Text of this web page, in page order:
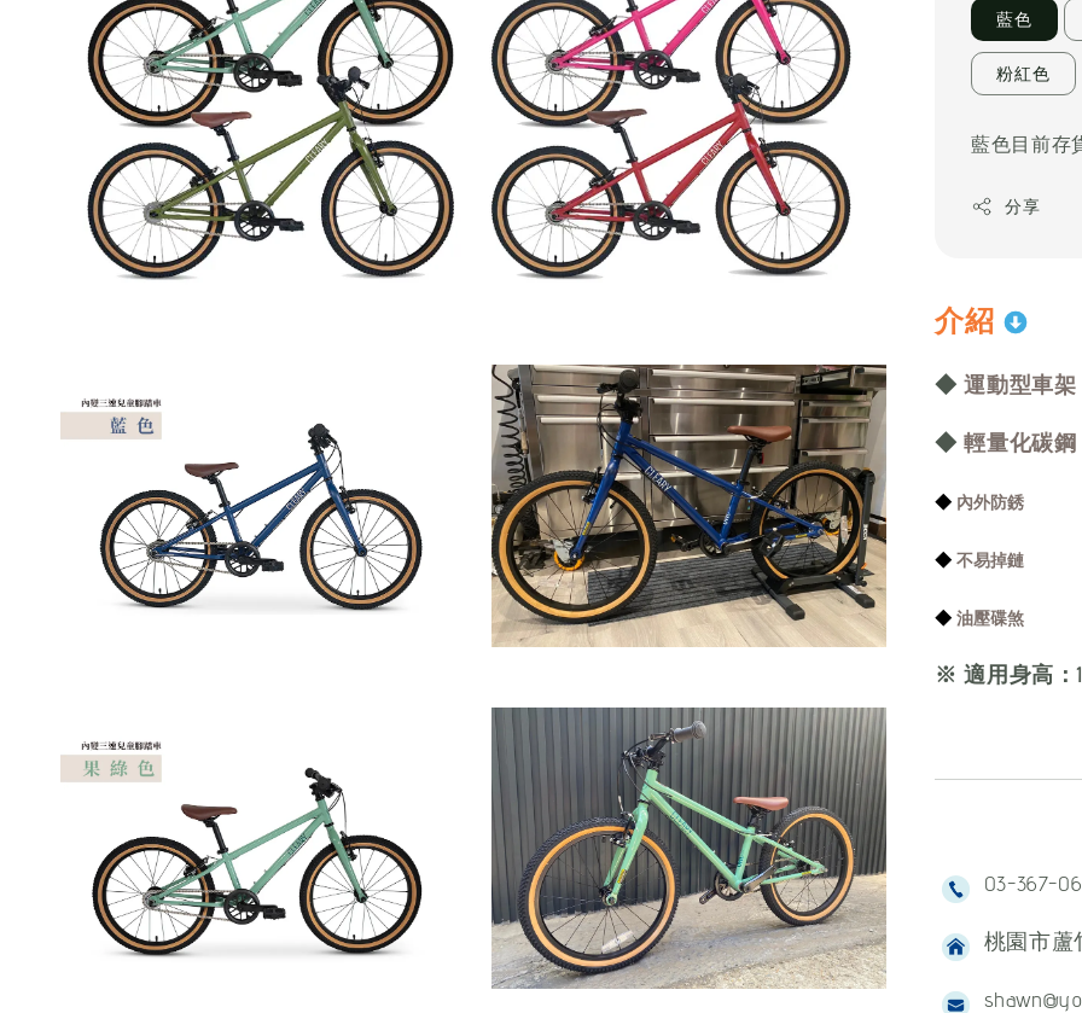
藍色
粉紅色
藍色目前存
分享
介紹
◆ 運動型車
◆輕量化碳鋼
◆ 內外防銹
◆不易掉鏈
◆油壓碟煞
※ 適用身高：
03-367-
桃園市蘆